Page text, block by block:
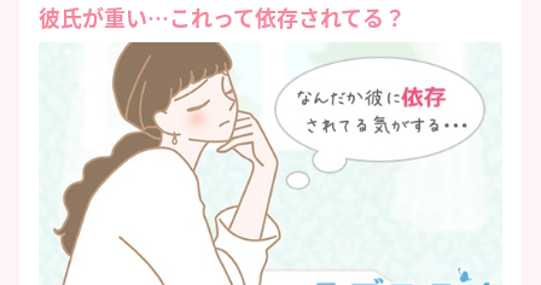
彼氏が重い…これって依存されてる？